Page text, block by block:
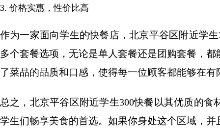
3. 价格实惠，性价比高
作为一家面向学生的快餐店，北京平谷区附近学
多个套餐选项，无论是单人套餐还是团购套餐，
了菜品的品质和口感，使得每一位顾客都能够在
总之，北京平谷区附近学生300快餐以其优质的
学生们畅享美食的首选。如果你身处这个区域，